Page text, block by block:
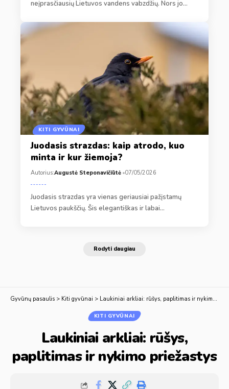
neįprasčiausių Lietuvos vandens vabzdžių. Nors jo…
KITI GYVŪNAI
Juodasis strazdas: kaip atrodo, kuo
minta ir kur žiemoja?
Autorius:Augustė Steponavičiūtė 07/05/2026
Juodasis strazdas yra vienas geriausiai pažįstamų
Lietuvos paukščių. Šis elegantiškas ir labai…
Rodyti daugiau
Gyvūnų pasaulis > Kiti gyvūnai > Laukiniai arkliai: rūšys, paplitimas ir nykimo priežastys
KITI GYVŪNAI
Laukiniai arkliai: rūšys,
paplitimas ir nykimo priežastys